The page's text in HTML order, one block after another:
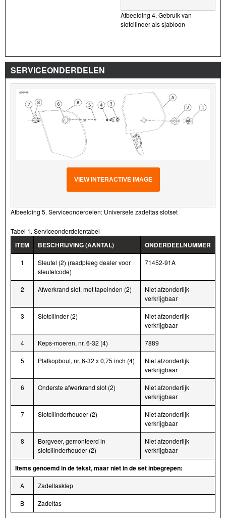
Afbeelding 4. Gebruik van
slotcilinder als sjabloon
SERVICEONDERDELEN
VIEW INTERACTIVE IMAGE
Afbeelding 5. Serviceonderdelen: Universele zadeltas slotset
Tabel 1. Serviceonderdelentabel
ITEM BESCHRIJVING (AANTAL) ONDERDEELNUMMER
1
Sleutel (2) (raadpleeg dealer voor
sleutelcode)
71452-91A
2 Afwerkrand slot, met tapeinden (2)
Niet afzonderlijk
verkrijgbaar
3 Slotcilinder (2)
Niet afzonderlijk
verkrijgbaar
4 Keps-moeren, nr. 6-32 (4) 7889
5 Platkopbout, nr. 6-32 x 0,75 inch (4)
Niet afzonderlijk
verkrijgbaar
6 Onderste afwerkrand slot (2)
Niet afzonderlijk
verkrijgbaar
7 Slotcilinderhouder (2)
Niet afzonderlijk
verkrijgbaar
8
Borgveer, gemonteerd in
slotcilinderhouder (2)
Niet afzonderlijk
verkrijgbaar
Items genoemd in de tekst, maar niet in de set inbegrepen:
A Zadeltasklep
B Zadeltas